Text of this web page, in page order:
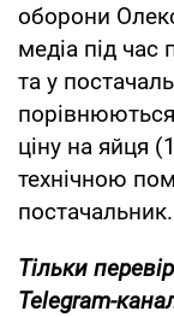
оборони
медіа під час
та у
ціну на яйця
технічною
постачальник.
Тільки
Telegram-